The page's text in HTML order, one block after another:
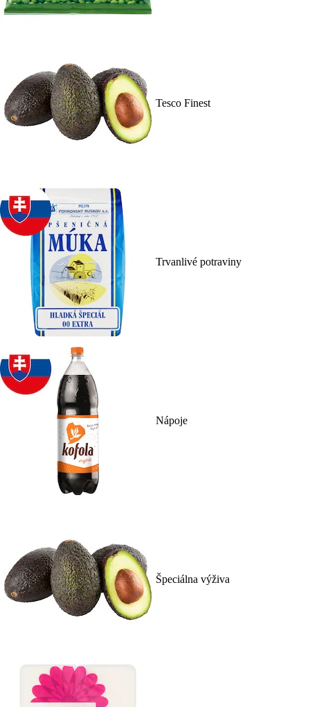
Tesco Finest
Trvanlivé potraviny
Nápoje
Špeciálna výživa